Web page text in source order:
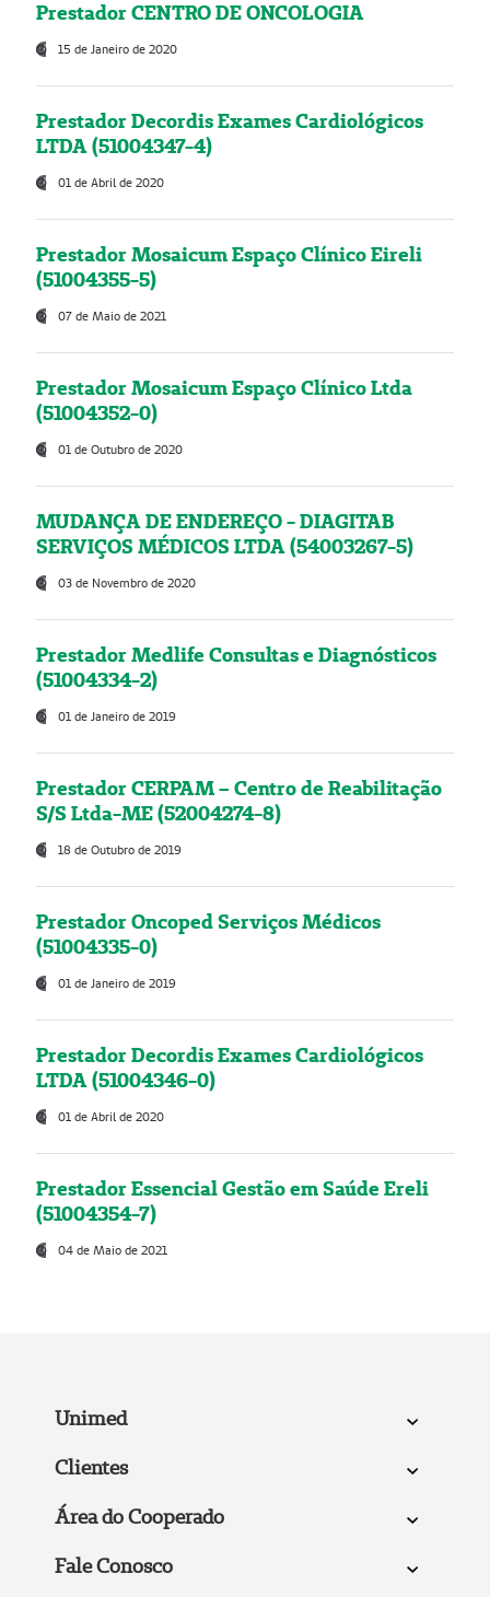
Prestador CENTRO DE ONCOLOGIA
15 de Janeiro de 2020
Prestador Decordis Exames Cardiológicos
LTDA (51004347-4)
01 de Abril de 2020
Prestador Mosaicum Espaço Clínico Eireli
(51004355-5)
07 de Maio de 2021
Prestador Mosaicum Espaço Clínico Ltda
(51004352-0)
01 de Outubro de 2020
MUDANÇA DE ENDEREÇO - DIAGITAB
SERVIÇOS MÉDICOS LTDA (54003267-5)
03 de Novembro de 2020
Prestador Medlife Consultas e Diagnósticos
(51004334-2)
01 de Janeiro de 2019
Prestador CERPAM – Centro de Reabilitação
S/S Ltda-ME (52004274-8)
18 de Outubro de 2019
Prestador Oncoped Serviços Médicos
(51004335-0)
01 de Janeiro de 2019
Prestador Decordis Exames Cardiológicos
LTDA (51004346-0)
01 de Abril de 2020
Prestador Essencial Gestão em Saúde Ereli
(51004354-7)
04 de Maio de 2021
Unimed
Clientes
Área do Cooperado
Fale Conosco